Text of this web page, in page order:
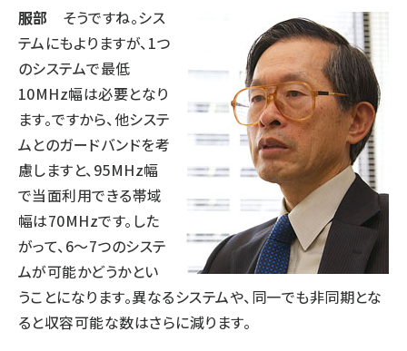
タンデム (149)
服部 そうですね。シス
テムにもよりますが、1つ
のシステムで最低
10MHz幅は必要となり
ます。ですから、他システ
ムとのガードバンドを考
慮しますと、95MHz幅
で当面利用できる帯域
幅は70MHzです。した
がって、6〜7つのシステ
ムが可能かどうかとい
うことになります。異なるシステムや、同一でも非同期とな
ると収容可能な数はさらに減ります。